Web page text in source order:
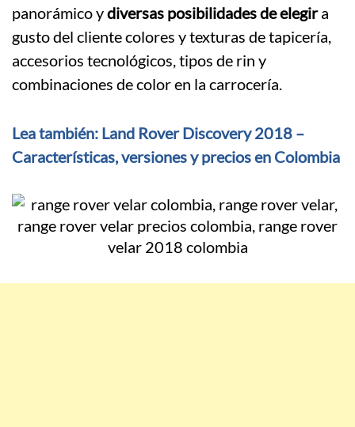
panorámico ydiversas posibilidades de elegira
gusto del cliente colores y texturas de tapicería,
accesorios tecnológicos, tipos de rin y
combinaciones de color en la carrocería.
Lea también: Land Rover Discovery 2018 –
Características, versiones y precios en Colombia